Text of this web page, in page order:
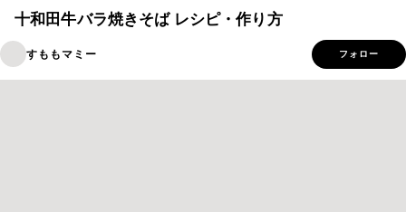
十和田牛バラ焼きそば レシピ・作り方
すももマミー フォロー